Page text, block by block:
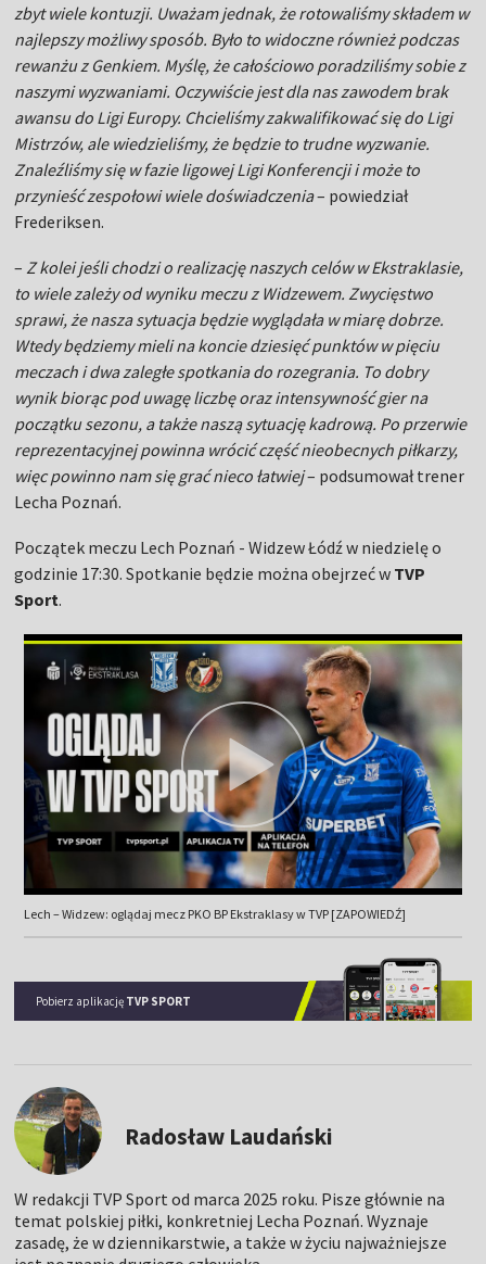
zbyt wiele kontuzji. Uważam jednak, że rotowaliśmy składem w
najlepszy możliwy sposób. Było to widoczne również podczas
rewanżu z Genkiem. Myślę, że całościowo poradziliśmy sobie z
naszymi wyzwaniami. Oczywiście jest dla nas zawodem brak
awansu do Ligi Europy. Chcieliśmy zakwalifikować się do Ligi
Mistrzów, ale wiedzieliśmy, że będzie to trudne wyzwanie.
Znaleźliśmy się w fazie ligowej Ligi Konferencji i może to
przynieść zespołowi wiele doświadczenia– powiedział
Frederiksen.
– Z kolei jeśli chodzi o realizację naszych celów w Ekstraklasie,
to wiele zależy od wyniku meczu z Widzewem. Zwycięstwo
sprawi, że nasza sytuacja będzie wyglądała w miarę dobrze.
Wtedy będziemy mieli na koncie dziesięć punktów w pięciu
meczach i dwa zaległe spotkania do rozegrania. To dobry
wynik biorąc pod uwagę liczbę oraz intensywność gier na
początku sezonu, a także naszą sytuację kadrową. Po przerwie
reprezentacyjnej powinna wrócić część nieobecnych piłkarzy,
więc powinno nam się grać nieco łatwiej– podsumował trener
Lecha Poznań.
Początek meczu Lech Poznań - Widzew Łódź w niedzielę o
godzinie 17:30. Spotkanie będzie można obejrzeć w TVP
Sport.
Lech – Widzew: oglądaj mecz PKO BP Ekstraklasy w TVP [ZAPOWIEDŹ]
Pobierz aplikację TVP SPORT
Radosław Laudański
W redakcji TVP Sport od marca 2025 roku. Pisze głównie na
temat polskiej piłki, konkretniej Lecha Poznań. Wyznaje
zasadę, że w dziennikarstwie, a także w życiu najważniejsze